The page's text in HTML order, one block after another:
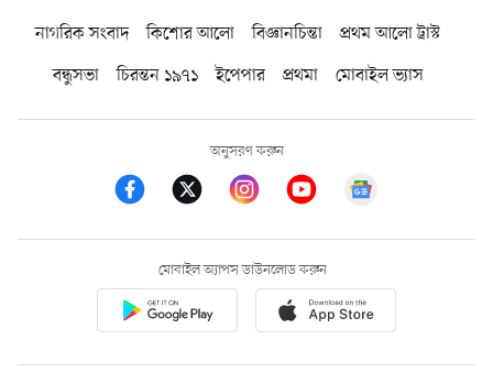
নাগরিক সংবাদ কিশোর আলো বিজ্ঞানচিন্তা
প্রথম আলো ট্রাস্ট
বন্ধুসভা
চিরন্তন ১৯৭১ ইপেপার প্রথমা মোবাইল ভ্যাস
অনুসরণ করুন
মোবাইল অ্যাপস ডাউনলোড করুন